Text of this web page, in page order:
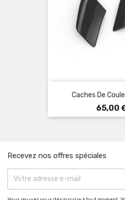
Caches De
Prix
65,00
Recevez nos offres spéciales